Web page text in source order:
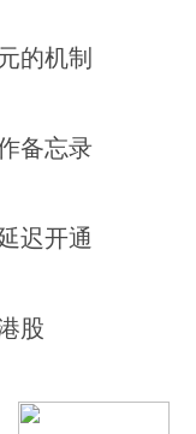
的机制
备忘录
迟开通
股